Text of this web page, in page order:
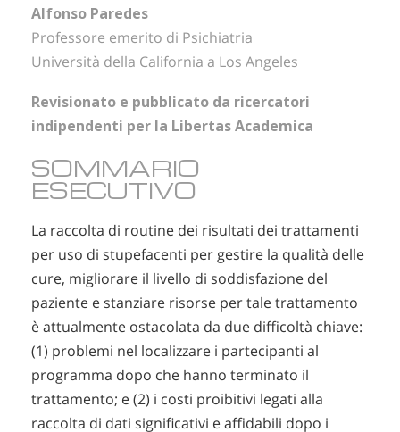
Alfonso Paredes
Professore emerito di Psichiatria
Università della California a Los Angeles
Revisionato e pubblicato da ricercatori
indipendenti per la Libertas Academica
SOMMARIO
ESECUTIVO
La raccolta di routine dei risultati dei trattamenti
per uso di stupefacenti per gestire la qualità delle
cure, migliorare il livello di soddisfazione del
paziente e stanziare risorse per tale trattamento
è attualmente ostacolata da due difficoltà chiave:
(1) problemi nel localizzare i partecipanti al
programma dopo che hanno terminato il
trattamento; e (2) i costi proibitivi legati alla
raccolta di dati significativi e affidabili dopo i